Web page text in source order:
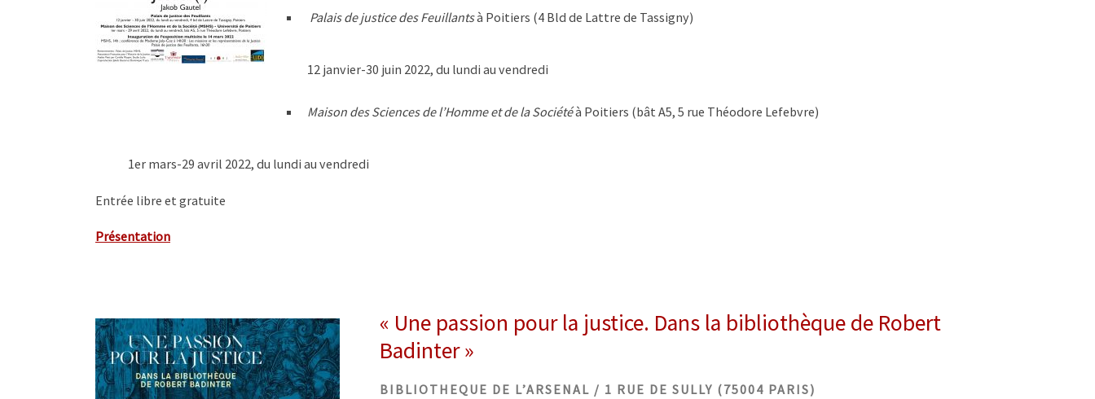
Palais de justice des Feuillantsà Poitiers (4 Bld de Lattre de Tassigny)
12 janvier-30 juin 2022, du lundi au vendredi
Maison des Sciences de l’Homme et de la Sociétéà Poitiers (bât A5, 5 rue Théodore Lefebvre)
1er mars-29 avril 2022, du lundi au vendredi
Entrée libre et gratuite
Présentation
« Une passion pour la justice. Dans la bibliothèque de Robert
Badinter »
BIBLIOTHEQUE DE L’ARSENAL / 1 RUE DE SULLY (75004 PARIS)